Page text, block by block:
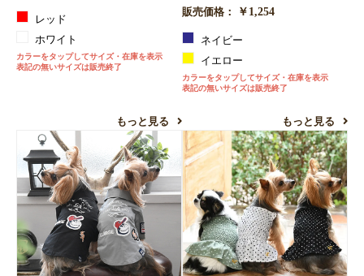
レッド
ホワイト
カラーをタップしてサイズ・在庫を表示
表記の無いサイズは販売終了
もっと見る
販売価格：
￥1,254
ネイビー
イエロー
カラーをタップしてサイズ・在庫を表示
表記の無いサイズは販売終了
もっと見る